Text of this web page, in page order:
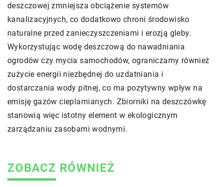
deszczowej zmniejsza obciążenie systemów
kanalizacyjnych, co dodatkowo chroni środowisko
naturalne przed zanieczyszczeniami i erozją gleby.
Wykorzystując wodę deszczową do nawadniania
ogrodów czy mycia samochodów, ograniczamy również
zużycie energii niezbędnej do uzdatniania i
dostarczania wody pitnej, co ma pozytywny wpływ na
emisję gazów cieplarnianych. Zbiorniki na deszczówkę
stanowią więc istotny element w ekologicznym
zarządzaniu zasobami wodnymi.
ZOBACZ RÓWNIEŻ